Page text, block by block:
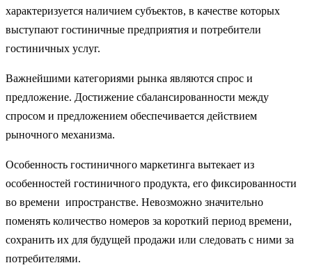
характеризуется наличием субъектов, в качестве которых
выступают гостиничные предприятия и потребители
гостиничных услуг.
Важнейшими категориями рынка являются спрос и
предложение. Достижение сбалансированности между
спросом и предложением обеспечивается действием
рыночного механизма.
Особенность гостиничного маркетинга вытекает из
особенностей гостиничного продукта, его фиксированности
во времени ипространстве. Невозможно значительно
поменять количество номеров за короткий период времени,
сохранить их для будущей продажи или следовать с ними за
потребителями.